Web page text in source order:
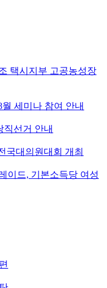
택시지부 고공농성장
세미나 참여 안내
직선거 안내
국대의원대회 개최
이드, 기본소득당 여성